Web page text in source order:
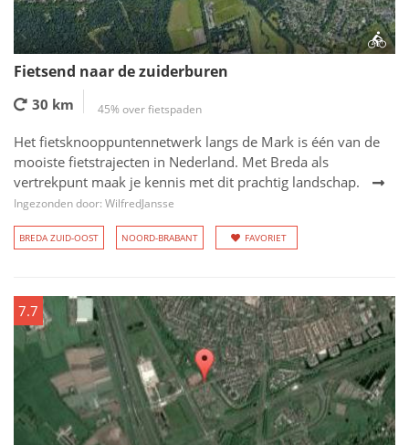
Fietsend naar de zuiderburen
30 km 45% over fietspaden
Het fietsknooppuntennetwerk langs de Mark is één van de
mooiste fietstrajecten in Nederland. Met Breda als
vertrekpunt maak je kennis met dit prachtig landschap.
Ingezonden door: WilfredJansse
BREDA ZUID-OOST NOORD-BRABANT FAVORIET
7.7